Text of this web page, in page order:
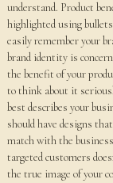
understand. Product
highlighted using
easily remember your
brand identity is
the benefit of your
to think about it
best describes your
should have designs
match with the
targeted customers
the true image of your